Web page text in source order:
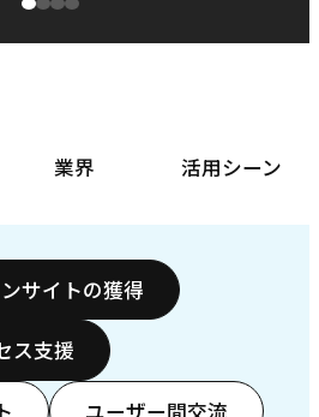
業界 活用シーン
サイトの獲得
ス支援
ユーザー間交流